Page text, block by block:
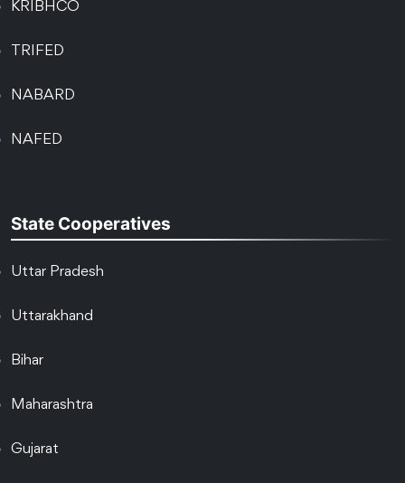
KRIBHCO
TRIFED
NABARD
NAFED
State Cooperatives
Uttar Pradesh
Uttarakhand
Bihar
Maharashtra
Gujarat